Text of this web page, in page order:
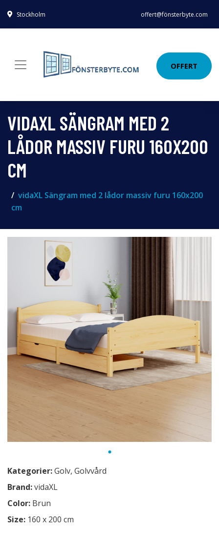
Stockholm offert@fönsterbyte.com
OFFERT
VIDAXL SÄNGRAM MED 2
LÅDOR MASSIV FURU 160X200
CM
vidaXL Sängram med 2 lådor massiv furu 160x200
cm
Kategorier:Golv, Golvvård
Brand:vidaXL
Color: Brun
Size: 160 x 200 cm